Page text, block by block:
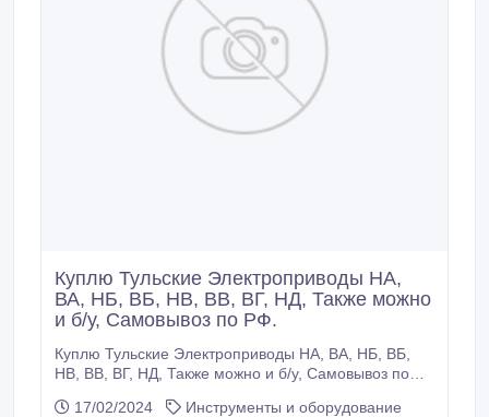
Куплю Тульские Электроприводы НА,
ВА, НБ, ВБ, НВ, ВВ, ВГ, НД, Также можно
и б/у, Самовывоз по РФ.
Куплю Тульские Электроприводы НА, ВА, НБ, ВБ,
НВ, ВВ, ВГ, НД, Также можно и б/у, Самовывоз по
17/02/2024
Инструменты и оборудование